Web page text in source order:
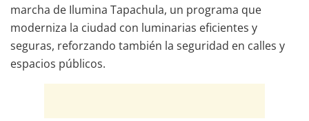
marcha de Ilumina Tapachula, un programa que
moderniza la ciudad con luminarias eficientes y
seguras, reforzando también la seguridad en calles y
espacios públicos.